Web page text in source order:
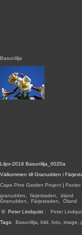
Liljor-2019 Basunlilja_0020a
Välkommen till Granudden i
Cape Pine Garden Project | Footer
granudden
färjestaden
öland
Granudden
Färjestaden
Öland
© Peter Lindquist : Peter
Tags: Basunlilja bild foto image
Basunlilja